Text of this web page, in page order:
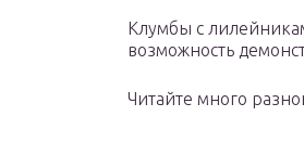
Клумбы с
возможность
Читайте много